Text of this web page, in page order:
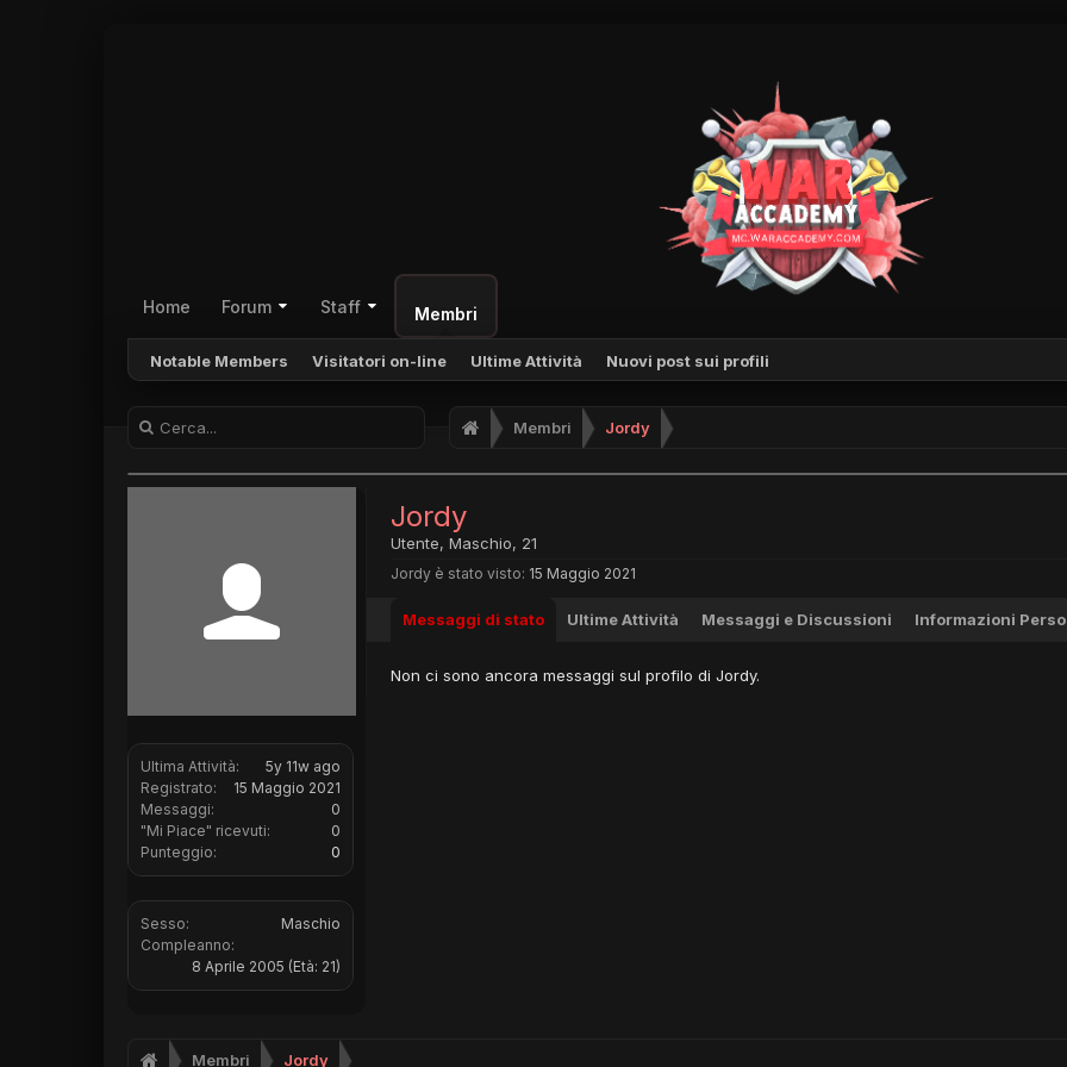
Home Forum Staff Membri
Notable Members Visitatori on-line Ultime Attività Nuovi post sui profili
Membri Jordy
Ultima Attività:
5y 11w ago
Registrato:
15 Maggio 2021
Messaggi:
0
"Mi Piace" ricevuti:
0
Punteggio:
0
Sesso:
Maschio
Compleanno:
8 Aprile 2005 (Età: 21)
Jordy
Utente, Maschio, 21
Jordy è stato visto: 15 Maggio 2021
Messaggi di stato Ultime Attività Messaggi e Discussioni Informazioni
Non ci sono ancora messaggi sul profilo di Jordy.
Membri Jordy